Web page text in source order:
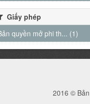
Giấy phép
quyền mở phi th... (1)
2016 ©